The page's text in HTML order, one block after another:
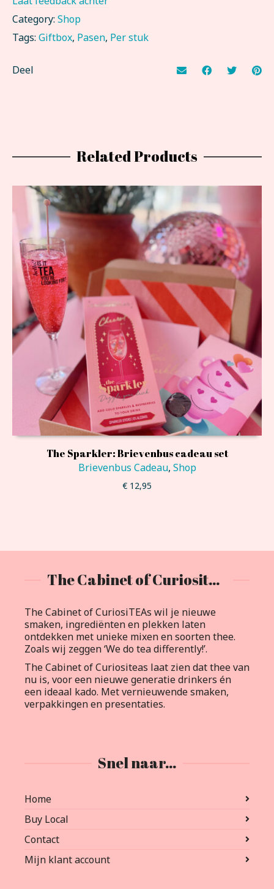
Category: Shop
Tags: Giftbox, Pasen, Per stuk
Deel
Related Products
The Sparkler: Brievenbus cadeau set
Brievenbus Cadeau, Shop
€ 12,95
The Cabinet of Curiositeas
The Cabinet of CuriosiTEAs wil je nieuwe
smaken, ingrediënten en plekken laten
ontdekken met unieke mixen en soorten thee.
Zoals wij zeggen ‘We do tea differently!’.
The Cabinet of Curiositeas laat zien dat thee van
nu is, voor een nieuwe generatie drinkers én
een ideaal kado. Met vernieuwende smaken,
verpakkingen en presentaties.
Snel naar…
Home
Buy Local
Contact
Mijn klant account